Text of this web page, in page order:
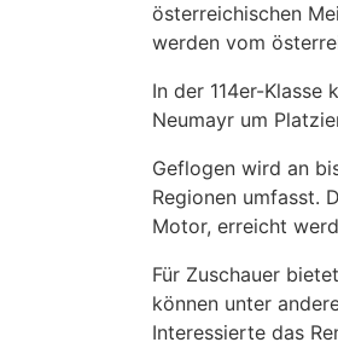
österreichischen
werden vom
In der 114er-
Neumayr um
Geflogen wird an
Regionen umfasst.
Motor, erreicht
Für Zuschauer
können unter
Interessierte das